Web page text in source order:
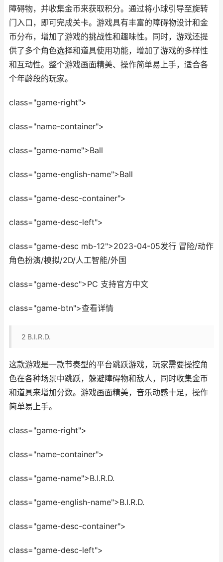
障碍物，并收集金币来获取积分。通过将小球引导至旋转
门入口，即可完成关卡。游戏具有丰富的障碍物设计和金
币分布，增加了游戏的挑战性和趣味性。同时，游戏还提
供了多个角色选择和道具使用功能，增加了游戏的多样性
和互动性。整个游戏画面精美、操作简单易上手，适合各
个年龄段的玩家。
class="game-right">
class="name-container">
class="game-name">Ball
class="game-english-name">Ball
class="game-desc-container">
class="game-desc-left">
class="game-desc mb-12">2023-04-05发行 冒险/动作
角色扮演/模拟/2D/人工智能/外国
class="game-desc">PC 支持官方中文
class="game-btn">查看详情
2 B.I.R.D.
这款游戏是一款节奏型的平台跳跃游戏，玩家需要操控角
色在各种场景中跳跃，躲避障碍物和敌人，同时收集金币
和道具来增加分数。游戏画面精美，音乐动感十足，操作
简单易上手。
class="game-right">
class="name-container">
class="game-name">B.I.R.D.
class="game-english-name">B.I.R.D.
class="game-desc-container">
class="game-desc-left">